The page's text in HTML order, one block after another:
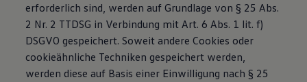
erforderlich sind, werden auf Grundlage von § 25 Abs.
2 Nr. 2 TTDSG in Verbindung mit Art. 6 Abs. 1 lit. f)
DSGVO gespeichert. Soweit andere Cookies oder
cookieähnliche Techniken gespeichert werden,
werden diese auf Basis einer Einwilligung nach § 25